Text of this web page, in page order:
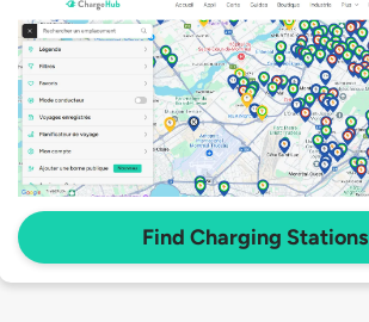
Find Charging Stations